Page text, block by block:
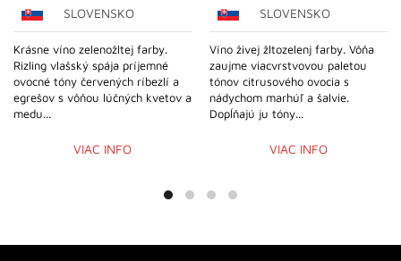
SLOVENSKO
Krásne víno zelenožltej farby.
Rizling vlašský spája príjemné
ovocné tóny červených ríbezlí a
egrešov s vôňou lúčných kvetov a
medu...
VIAC INFO
SLOVENSKO
Víno živej žltozelenj farby. Vôňa
zaujme viacvrstvovou paletou
tónov citrusového ovocia s
nádychom marhúľ a šalvie.
Dopĺňajú ju tóny...
VIAC INFO